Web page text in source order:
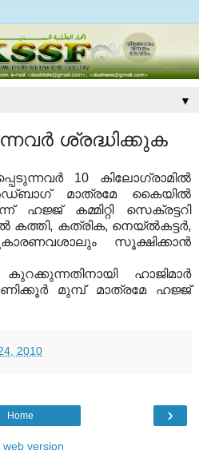
▼
ശ്രദ്ധിക്കുക
10 കിലോഗ്രാമില്‍
മാത്രമേ കൈയില്‍
കമ്മിറ്റി സെക്രട്ടറി
കത്തി, കത്രിക, നെയ്ല്‍കട്ടര്‍,
സൂക്ഷിക്കാന്‍
ഹാജിമാര്‍
മുമ്പ് മാത്രമേ ഹജ്ജ്
2010
›
Home
web version